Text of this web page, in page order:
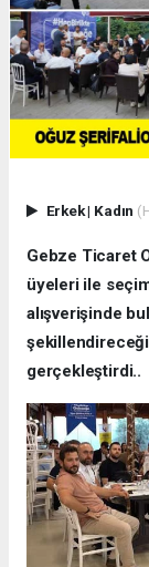
Erkek| Kadın
Gebze Ticaret
üyeleri ile
alışverişinde
şekillendireceği
gerçekleştirdi..